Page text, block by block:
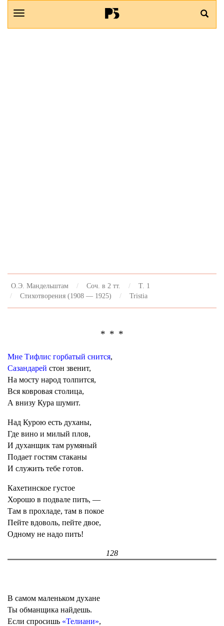
О.Э. Мандельштам Соч. в 2 тт.
Т. 1
Стихотворения (1908 — 1925)
Tristia
* * *
Мне Тифлис горбатый снится,
Сазандарей стон звенит,
На мосту народ толпится,
Вся ковровая столица,
А внизу Кура шумит.
Над Курою есть духаны,
Где вино и милый плов,
И духанщик там румяный
Подает гостям стаканы
И служить тебе готов.
Кахетинское густое
Хорошо в подвале пить, —
Там в прохладе, там в покое
Пейте вдоволь, пейте двое,
Одному не надо пить!
128
В самом маленьком духане
Ты обманщика найдешь.
Если спросишь «Телиани»,